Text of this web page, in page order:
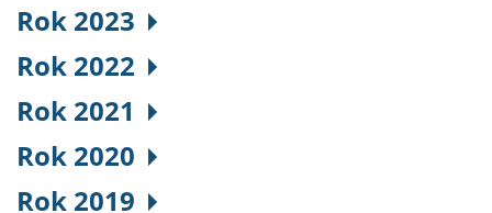
Rok 2023
Rok 2022
Rok 2021
Rok 2020
Rok 2019